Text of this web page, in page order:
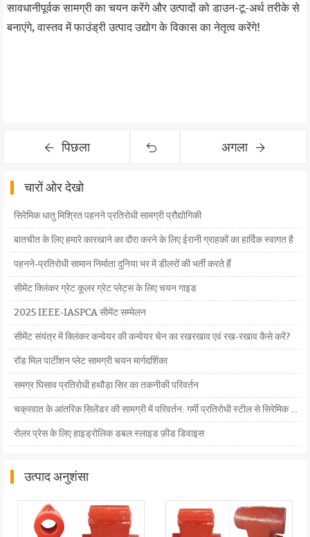
सावधानीपूर्वक सामग्री का चयन करेंगे और उत्पादों को डाउन-टू-अर्थ तरीके से
बनाएंगे, वास्तव में फाउंड्री उत्पाद उद्योग के विकास का नेतृत्व करेंगे!
पिछला अगला
चारों ओर देखो
सिरेमिक धातु मिश्रित पहनने प्रतिरोधी सामग्री प्रौद्योगिकी
बातचीत के लिए हमारे कारखाने का दौरा करने के लिए ईरानी ग्राहकों का हार्दिक स्वागत है
पहनने-प्रतिरोधी सामान निर्माता दुनिया भर में डीलरों की भर्ती करते हैं
सीमेंट क्लिंकर ग्रेट कूलर ग्रेट प्लेट्स के लिए चयन गाइड
2025 IEEE-IASPCA सीमेंट सम्मेलन
सीमेंट संयंत्र में क्लिंकर कन्वेयर की कन्वेयर चेन का रखरखाव एवं रख-रखाव कैसे करें?
रॉड मिल पार्टीशन प्लेट सामग्री चयन मार्गदर्शिका
समग्र घिसाव प्रतिरोधी हथौड़ा सिर का तकनीकी परिवर्तन
चक्रवात के आंतरिक सिलेंडर की सामग्री में परिवर्तन: गर्मी प्रतिरोधी स्टील से सिरेमिक तक
रोलर प्रेस के लिए हाइड्रोलिक डबल स्लाइड फ़ीड डिवाइस
उत्पाद अनुशंसा